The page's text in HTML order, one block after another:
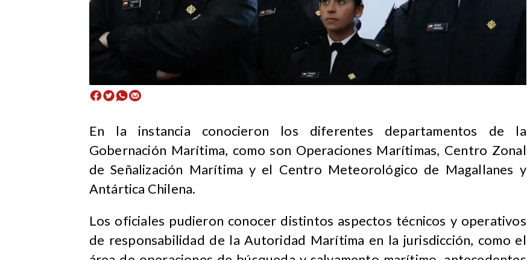
En la instancia conocieron los diferentes departamentos de la
Gobernación Marítima, como son Operaciones Marítimas, Centro Zonal
de Señalización Marítima y el Centro Meteorológico de Magallanes y
Antártica Chilena.
Los oficiales pudieron conocer distintos aspectos técnicos y operativos
de responsabilidad de la Autoridad Marítima en la jurisdicción, como el